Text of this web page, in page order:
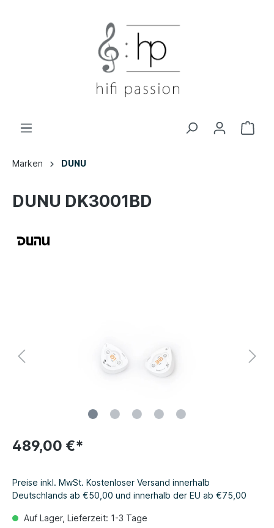
Marken DUNU
DUNU DK3001BD
489,00 €*
Preise inkl. MwSt. Kostenloser Versand innerhalb
Deutschlands ab €50,00 und innerhalb der EU ab €75,00
Auf Lager, Lieferzeit: 1-3 Tage